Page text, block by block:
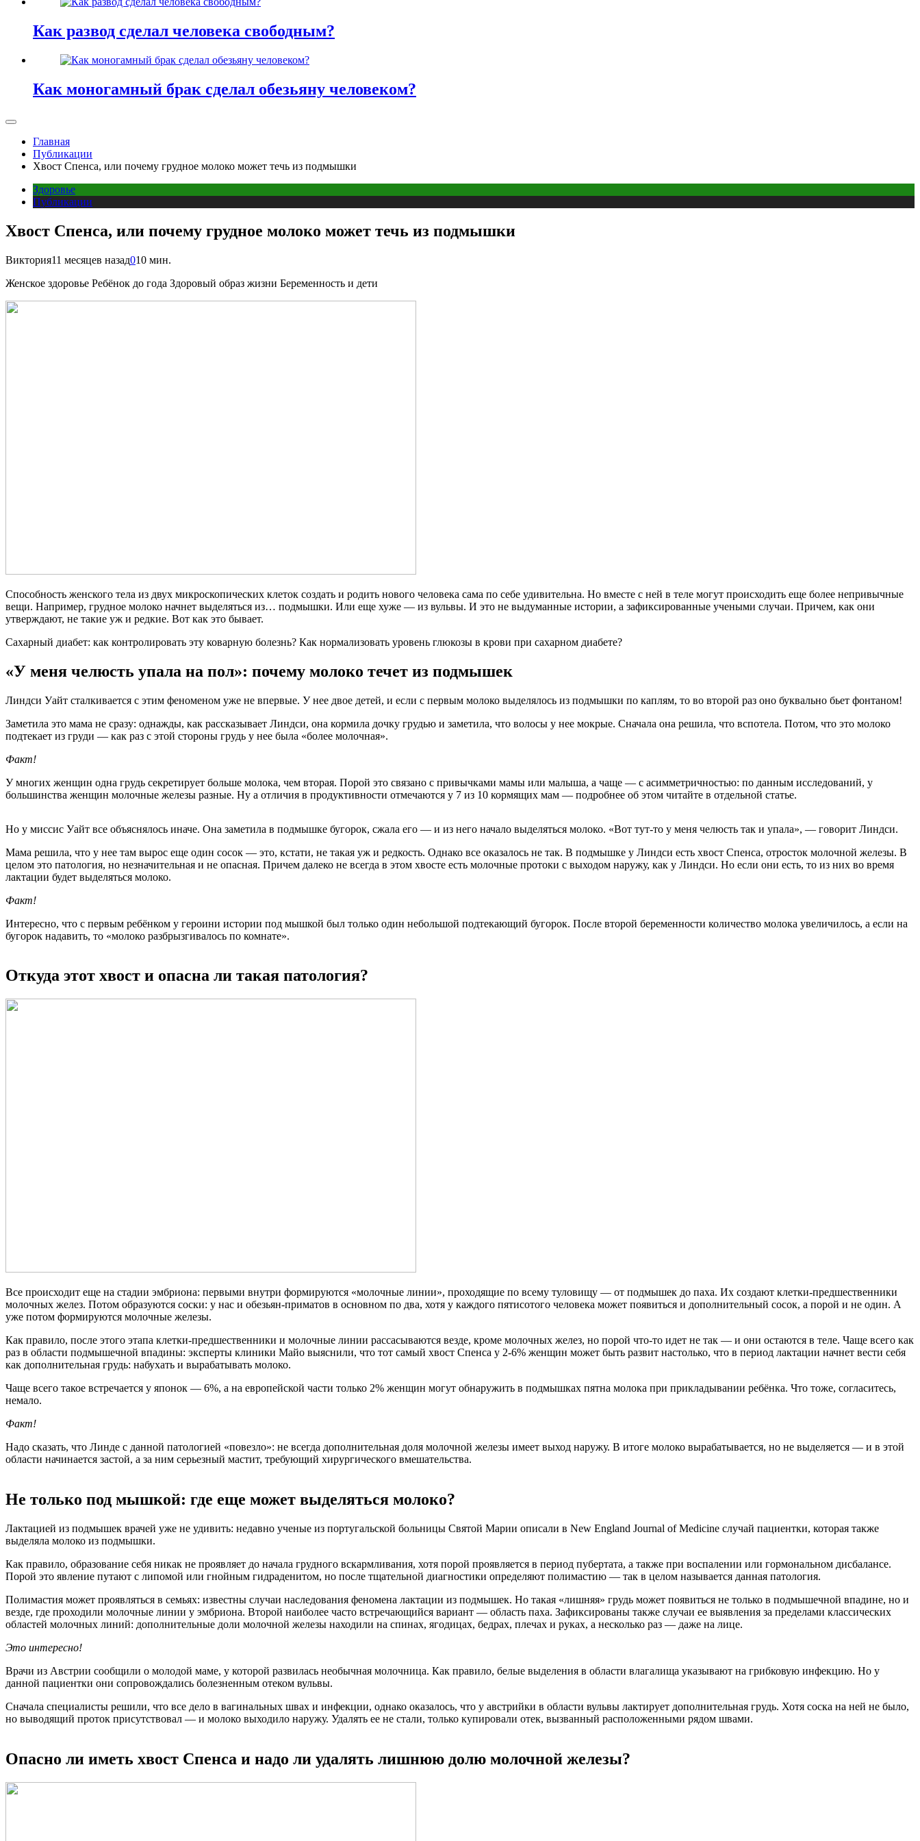
Как развод сделал человека свободным?
Как моногамный брак сделал обезьяну человеком?
Главная
Публикации
Хвост Спенса, или почему грудное молоко может течь из подмышки
Здоровье
Публикации
Хвост Спенса, или почему грудное молоко может течь из подмышки
Виктория11 месяцев назад010 мин.
Женское здоровье Ребёнок до года Здоровый образ жизни Беременность и дети
Способность женского тела из двух микроскопических клеток создать и родить нового человека сама по себе удивительна. Но вместе с ней в теле могут происходить еще более непривычные
вещи. Например, грудное молоко начнет выделяться из… подмышки. Или еще хуже — из вульвы. И это не выдуманные истории, а зафиксированные учеными случаи. Причем, как они
утверждают, не такие уж и редкие. Вот как это бывает.
Сахарный диабет: как контролировать эту коварную болезнь? Как нормализовать уровень глюкозы в крови при сахарном диабете?
«У меня челюсть упала на пол»: почему молоко течет из подмышек
Линдси Уайт сталкивается с этим феноменом уже не впервые. У нее двое детей, и если с первым молоко выделялось из подмышки по каплям, то во второй раз оно буквально бьет фонтаном!
Заметила это мама не сразу: однажды, как рассказывает Линдси, она кормила дочку грудью и заметила, что волосы у нее мокрые. Сначала она решила, что вспотела. Потом, что это молоко
подтекает из груди — как раз с этой стороны грудь у нее была «более молочная».
Факт!
У многих женщин одна грудь секретирует больше молока, чем вторая. Порой это связано с привычками мамы или малыша, а чаще — с асимметричностью: по данным исследований, у
большинства женщин молочные железы разные. Ну а отличия в продуктивности отмечаются у 7 из 10 кормящих мам — подробнее об этом читайте в отдельной статье.
Но у миссис Уайт все объяснялось иначе. Она заметила в подмышке бугорок, сжала его — и из него начало выделяться молоко. «Вот тут-то у меня челюсть так и упала», — говорит Линдси.
Мама решила, что у нее там вырос еще один сосок — это, кстати, не такая уж и редкость. Однако все оказалось не так. В подмышке у Линдси есть хвост Спенса, отросток молочной железы. В
целом это патология, но незначительная и не опасная. Причем далеко не всегда в этом хвосте есть молочные протоки с выходом наружу, как у Линдси. Но если они есть, то из них во время
лактации будет выделяться молоко.
Факт!
Интересно, что с первым ребёнком у героини истории под мышкой был только один небольшой подтекающий бугорок. После второй беременности количество молока увеличилось, а если на
бугорок надавить, то «молоко разбрызгивалось по комнате».
Откуда этот хвост и опасна ли такая патология?
Все происходит еще на стадии эмбриона: первыми внутри формируются «молочные линии», проходящие по всему туловищу — от подмышек до паха. Их создают клетки-предшественники
молочных желез. Потом образуются соски: у нас и обезьян-приматов в основном по два, хотя у каждого пятисотого человека может появиться и дополнительный сосок, а порой и не один. А
уже потом формируются молочные железы.
Как правило, после этого этапа клетки-предшественники и молочные линии рассасываются везде, кроме молочных желез, но порой что-то идет не так — и они остаются в теле. Чаще всего как
раз в области подмышечной впадины: эксперты клиники Майо выяснили, что тот самый хвост Спенса у 2-6% женщин может быть развит настолько, что в период лактации начнет вести себя
как дополнительная грудь: набухать и вырабатывать молоко.
Чаще всего такое встречается у японок — 6%, а на европейской части только 2% женщин могут обнаружить в подмышках пятна молока при прикладывании ребёнка. Что тоже, согласитесь,
немало.
Факт!
Надо сказать, что Линде с данной патологией «повезло»: не всегда дополнительная доля молочной железы имеет выход наружу. В итоге молоко вырабатывается, но не выделяется — и в этой
области начинается застой, а за ним серьезный мастит, требующий хирургического вмешательства.
Не только под мышкой: где еще может выделяться молоко?
Лактацией из подмышек врачей уже не удивить: недавно ученые из португальской больницы Святой Марии описали в New England Journal of Medicine случай пациентки, которая также
выделяла молоко из подмышки.
Как правило, образование себя никак не проявляет до начала грудного вскармливания, хотя порой проявляется в период пубертата, а также при воспалении или гормональном дисбалансе.
Порой это явление путают с липомой или гнойным гидраденитом, но после тщательной диагностики определяют полимастию — так в целом называется данная патология.
Полимастия может проявляться в семьях: известны случаи наследования феномена лактации из подмышек. Но такая «лишняя» грудь может появиться не только в подмышечной впадине, но и
везде, где проходили молочные линии у эмбриона. Второй наиболее часто встречающийся вариант — область паха. Зафиксированы также случаи ее выявления за пределами классических
областей молочных линий: дополнительные доли молочной железы находили на спинах, ягодицах, бедрах, плечах и руках, а несколько раз — даже на лице.
Это интересно!
Врачи из Австрии сообщили о молодой маме, у которой развилась необычная молочница. Как правило, белые выделения в области влагалища указывают на грибковую инфекцию. Но у
данной пациентки они сопровождались болезненным отеком вульвы.
Сначала специалисты решили, что все дело в вагинальных швах и инфекции, однако оказалось, что у австрийки в области вульвы лактирует дополнительная грудь. Хотя соска на ней не было,
но выводящий проток присутствовал — и молоко выходило наружу. Удалять ее не стали, только купировали отек, вызванный расположенными рядом швами.
Опасно ли иметь хвост Спенса и надо ли удалять лишнюю долю молочной железы?